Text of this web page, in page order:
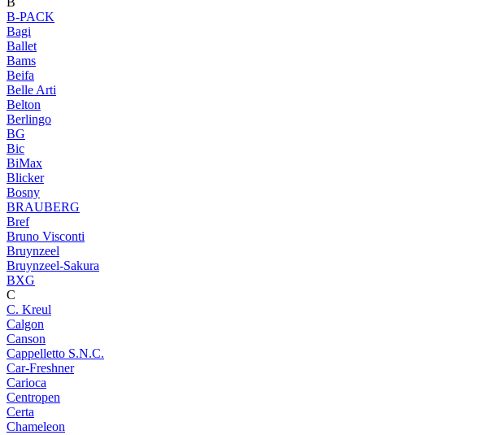
B-PACK
Bagi
Ballet
Bams
Beifa
Belle Arti
Belton
Berlingo
BG
Bic
BiMax
Blicker
Bosny
BRAUBERG
Bref
Bruno Visconti
Bruynzeel
Bruynzeel-Sakura
BXG
C
C. Kreul
Calgon
Canson
Cappelletto S.N.C.
Car-Freshner
Carioca
Centropen
Certa
Chameleon